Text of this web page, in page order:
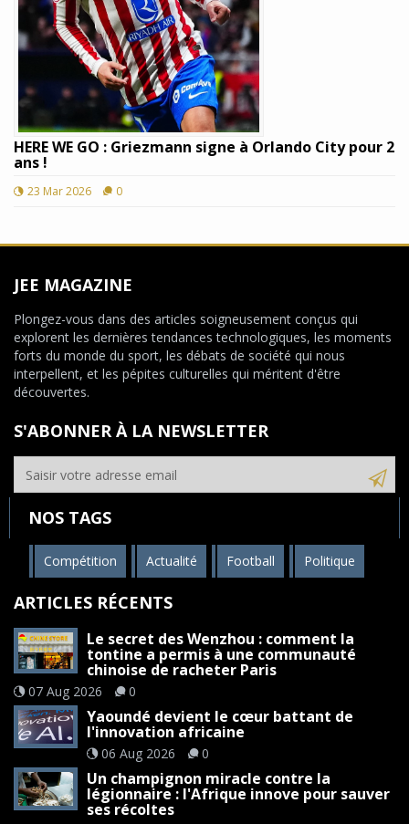
HERE WE GO : Griezmann signe à Orlando City pour 2
ans !
23 Mar 2026 0
JEE MAGAZINE
Plongez-vous dans des articles soigneusement conçus qui
explorent les dernières tendances technologiques, les moments
forts du monde du sport, les débats de société qui nous
interpellent, et les pépites culturelles qui méritent d'être
découvertes.
S'ABONNER À LA NEWSLETTER
NOS TAGS
Compétition Actualité Football Politique
ARTICLES RÉCENTS
Le secret des Wenzhou : comment la
tontine a permis à une communauté
chinoise de racheter Paris
07 Aug 2026 0
Yaoundé devient le cœur battant de
l'innovation africaine
06 Aug 2026 0
Un champignon miracle contre la
légionnaire : l'Afrique innove pour sauver
ses récoltes